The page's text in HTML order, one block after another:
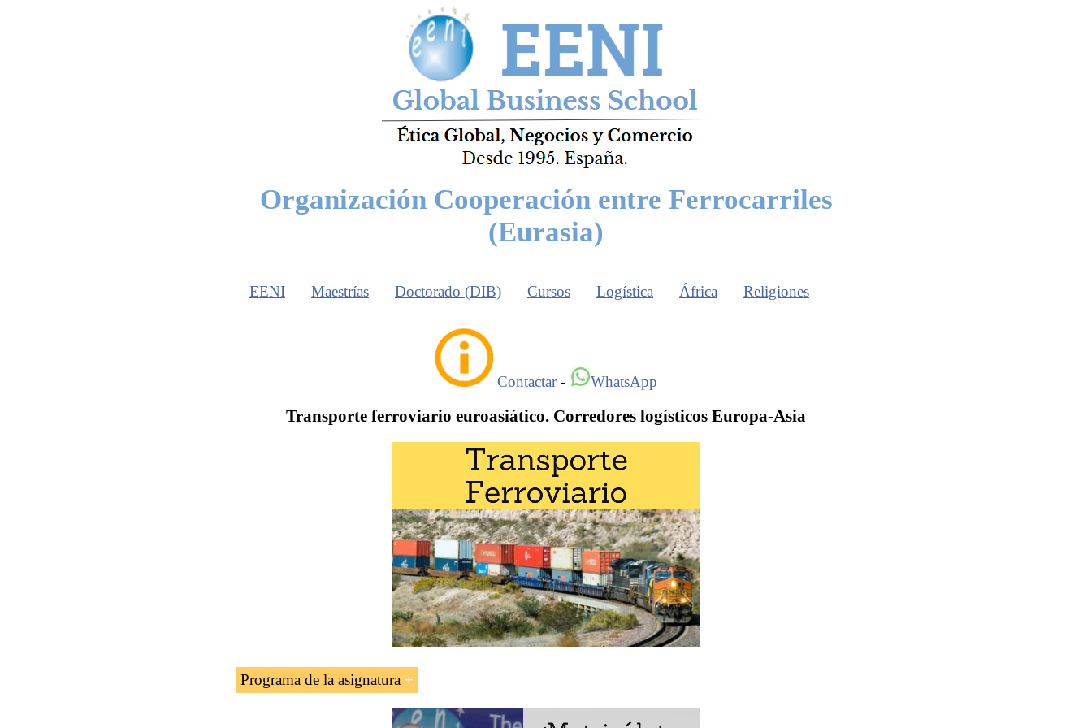
Organización Cooperación entre Ferrocarriles
(Eurasia)
EENI Maestrías Doctorado (DIB) Cursos Logística África Religiones
Contactar- WhatsApp
Transporte ferroviario euroasiático. Corredores logísticos Europa-Asia
Programa de la asignatura
Introducción a la Organización para la Cooperación entre Ferrocarriles (OSJD)